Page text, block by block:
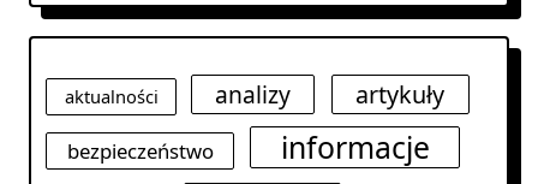
aktualności analizy artykuły
bezpieczeństwo informacje